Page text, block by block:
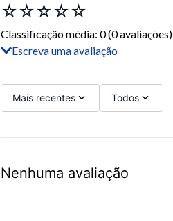
☆☆☆☆☆
Classificação média: 0(0 avaliações)
Escreva uma avaliação
Título
Avalie o produto de 1 a 5 estrelas
Seu nome
Mais recentes Todos
Nenhuma avaliação